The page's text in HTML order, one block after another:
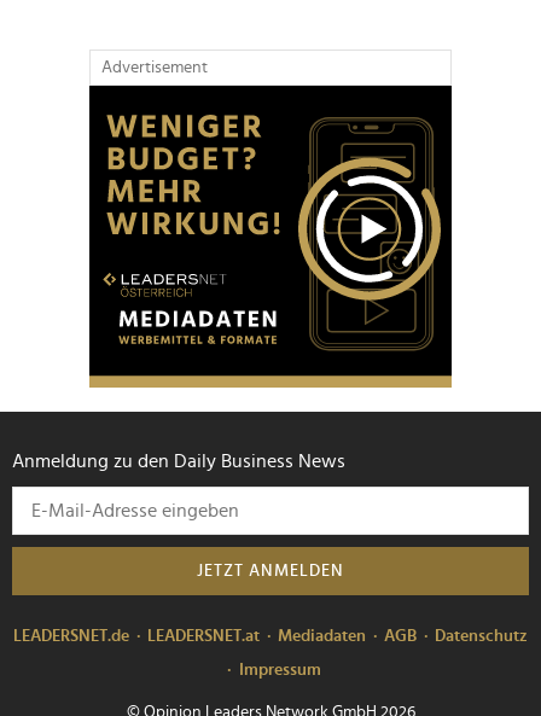
Advertisement
Anmeldung zu den Daily Business News
JETZT ANMELDEN
LEADERSNET.de LEADERSNET.at Mediadaten AGB
Datenschutz
Impressum